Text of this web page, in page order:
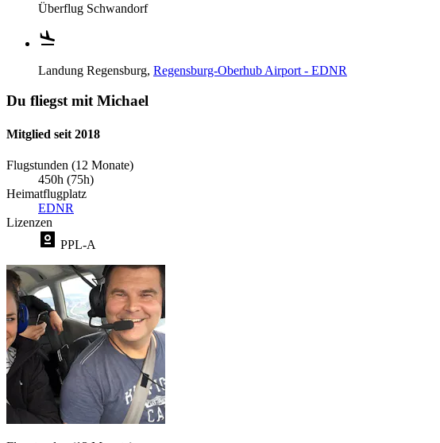
Überflug Schwandorf
Landung Regensburg, Regensburg-Oberhub Airport - EDNR
Du fliegst mit Michael
Mitglied seit 2018
Flugstunden (12 Monate)
450h (75h)
Heimatflugplatz
EDNR
Lizenzen
PPL-A